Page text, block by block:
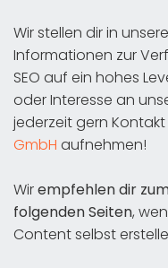
Wir stellen dir in
Informationen zur
SEO auf ein hohes
oder Interesse an
jederzeit gern
GmbH aufnehmen!
Wirempfehlen dir
folgenden Seiten,
Content selbst